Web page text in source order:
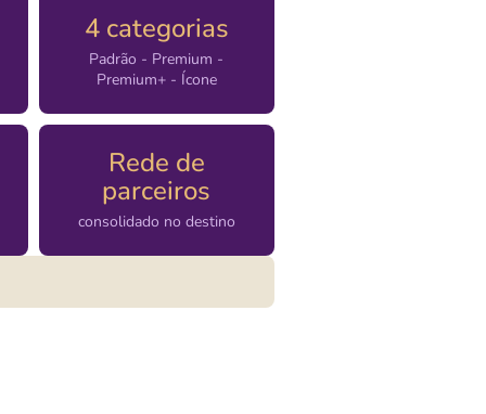
4 categorias
Padrão - Premium -
Premium+ - Ícone
Rede de
parceiros
consolidado no destino